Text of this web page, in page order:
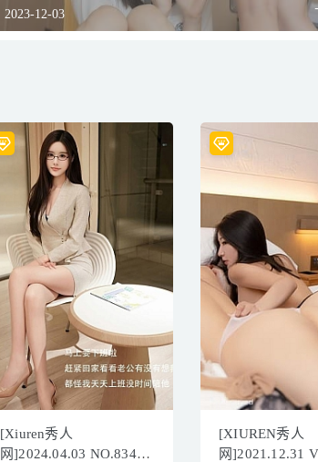
2023-12-03
[Xiuren秀人
网]2024.04.03 NO.8341
[XIUREN秀人
网]2021.12.31